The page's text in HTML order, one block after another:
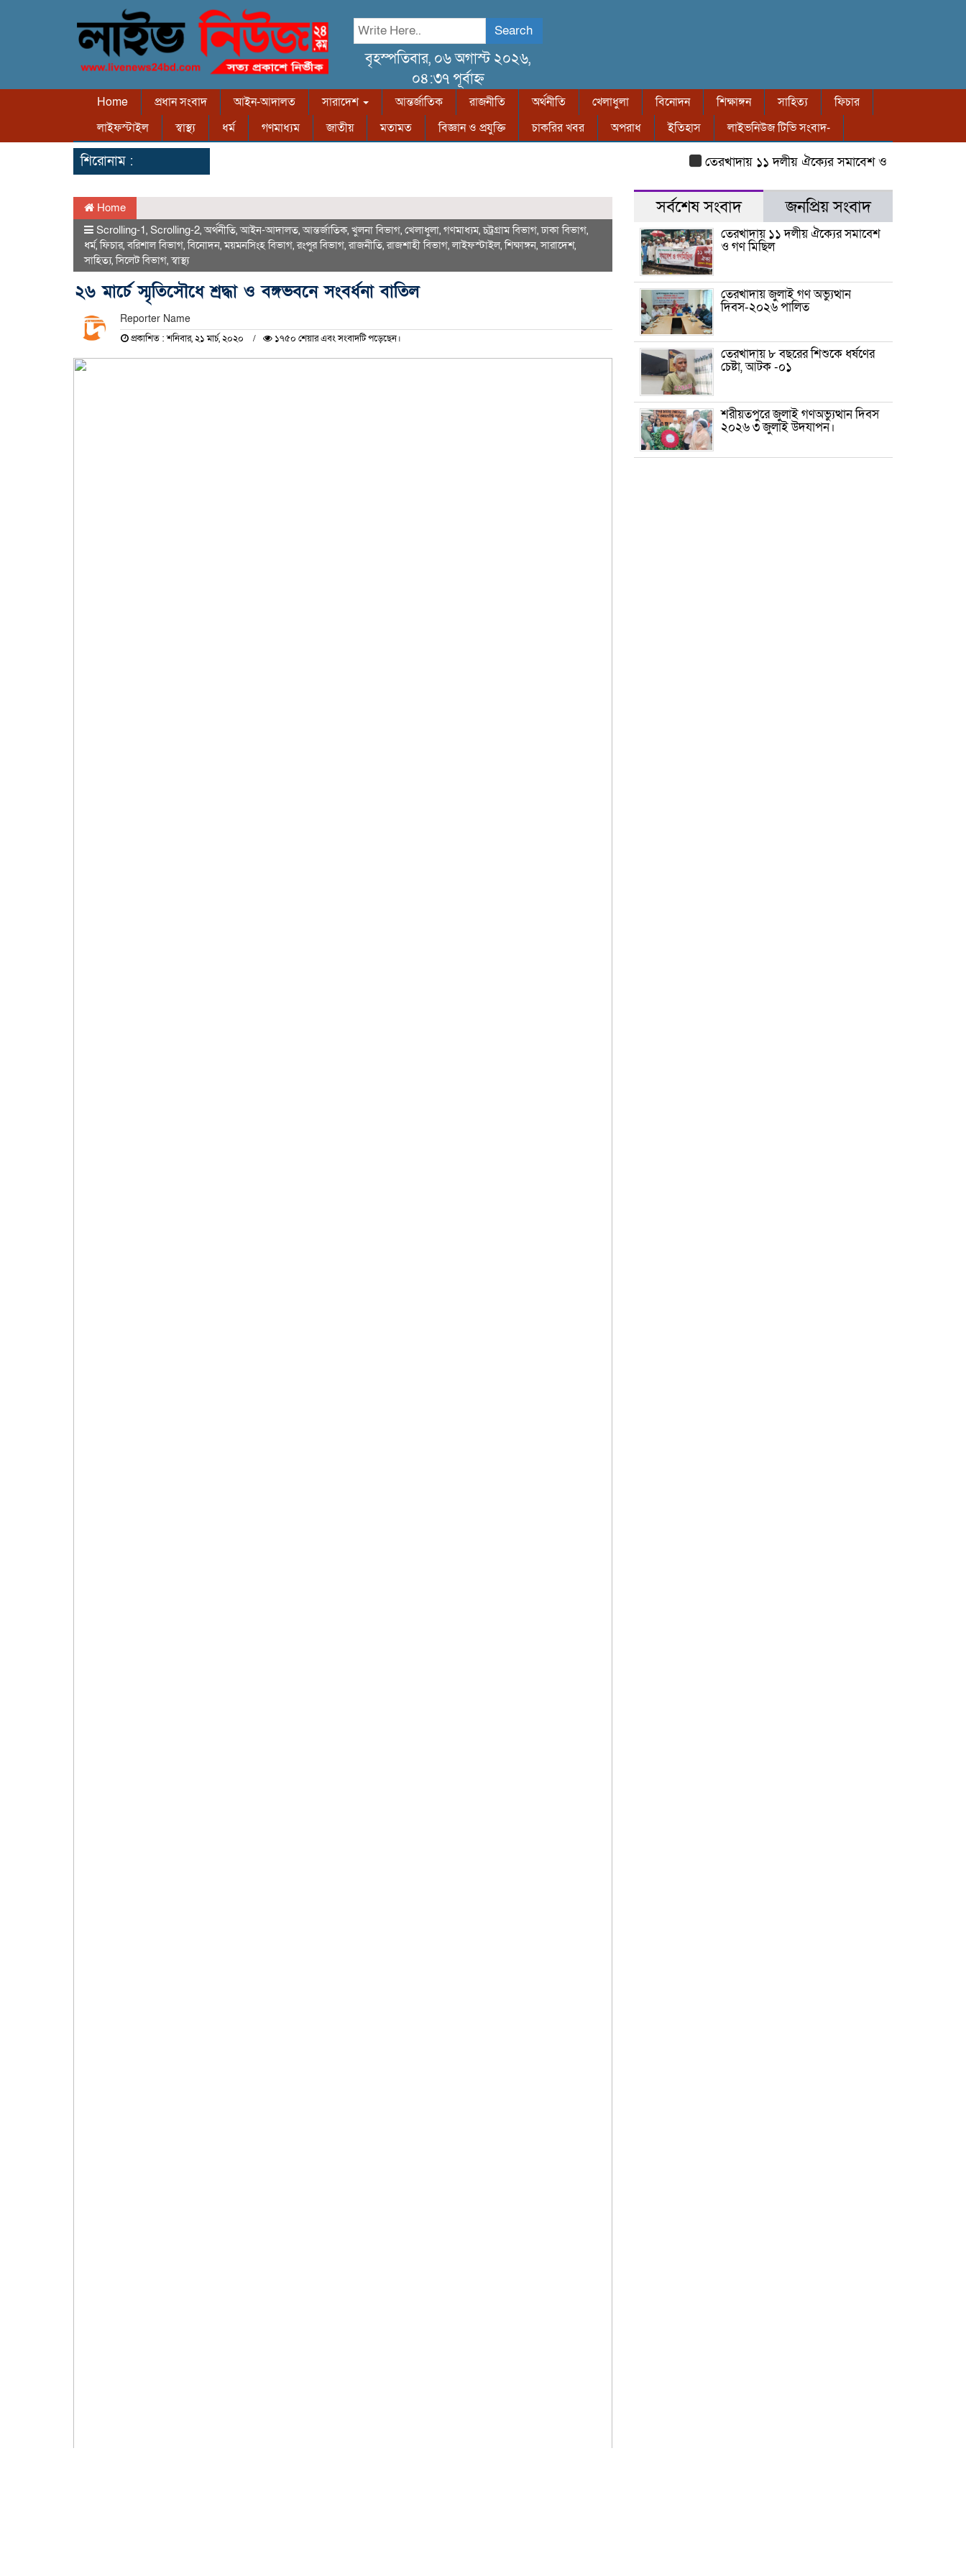
Search
বৃহস্পতিবার, ০৬ অগাস্ট ২০২৬,
০৪:৩৭ পূর্বাহ্ন
Home প্রধান সংবাদ আইন-আদালত সারাদেশ আন্তর্জাতিক রাজনীতি অর্থনীতি খেলাধুলা বিনোদন শিক্ষাঙ্গন সাহিত্য
ফিচার
লাইফস্টাইল
স্বাস্থ্য ধর্ম গণমাধ্যম জাতীয় মতামত বিজ্ঞান ও প্রযুক্তি চাকরির খবর অপরাধ ইতিহাস লাইভনিউজ টিভি সংবাদ-
শিরোনাম : তেরখাদায় ১১ দলীয় ঐক্যের সমাবেশ ও গণ মিছিল
Home
Scrolling-1, Scrolling-2,অর্থনীতি,আইন-আদালত,আন্তর্জাতিক, খুলনা বিভাগ, খেলাধুলা, গণমাধ্যম,চট্রগ্রাম বিভাগ,ঢাকা বিভাগ,
ধর্ম,ফিচার,বরিশাল বিভাগ,বিনোদন,ময়মনসিংহ বিভাগ,রংপুর বিভাগ,রাজনীতি,রাজশাহী বিভাগ,লাইফস্টাইল,শিক্ষাঙ্গন,সারাদেশ,
সাহিত্য,সিলেট বিভাগ,স্বাস্থ্য
২৬ মার্চে স্মৃতিসৌধে শ্রদ্ধা ও বঙ্গভবনে সংবর্ধনা বাতিল
Reporter Name
প্রকাশিত : শনিবার, ২১ মার্চ, ২০২০ ১৭৫০ শেয়ার এবং সংবাদটি পড়েছেন।
সর্বশেষ সংবাদ জনপ্রিয় সংবাদ
তেরখাদায় ১১ দলীয় ঐক্যের সমাবেশ
ও গণ মিছিল
তেরখাদায় জুলাই গণ অভ্যুত্থান
দিবস-২০২৬ পালিত
তেরখাদায় ৮ বছরের শিশুকে ধর্ষণের
চেষ্টা, আটক -০১
শরীয়তপুরে জুলাই গণঅভ্যুত্থান দিবস
২০২৬ ৩ জুলাই উদযাপন।